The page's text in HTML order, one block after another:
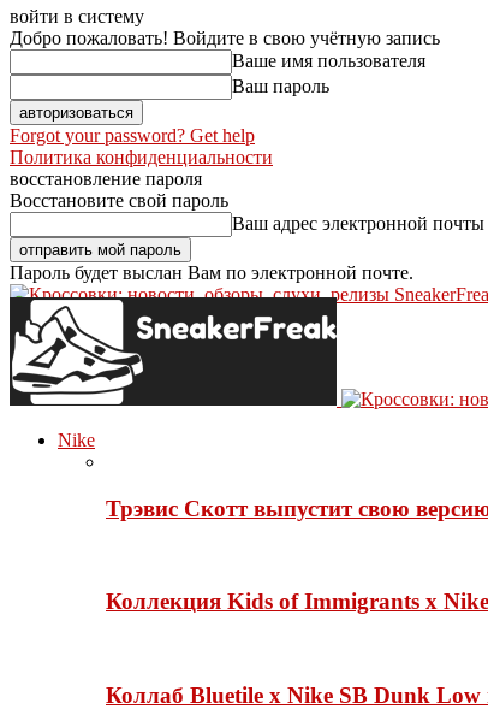
войти в систему
Добро пожаловать! Войдите в свою учётную запись
Ваше имя пользователя
Ваш пароль
Forgot your password? Get help
Политика конфиденциальности
восстановление пароля
Восстановите свой пароль
Ваш адрес электронной почты
Пароль будет выслан Вам по электронной почте.
Nike
Трэвис Скотт выпустит свою
Коллекция Kids of Immigrants x
Коллаб Bluetile x Nike SB Dunk